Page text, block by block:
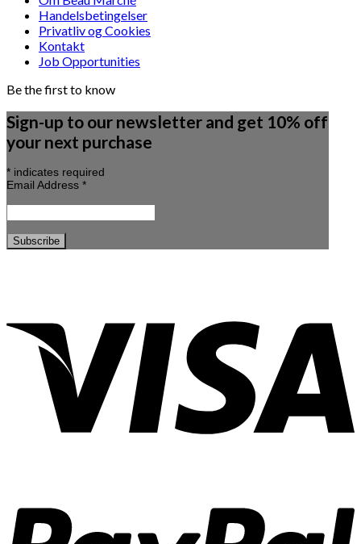
Handelsbetingelser
Privatliv og Cookies
Kontakt
Job Opportunities
Be the first to know
Sign-up to our newsletter and get 10% off
your next purchase
* indicates required
Email Address *